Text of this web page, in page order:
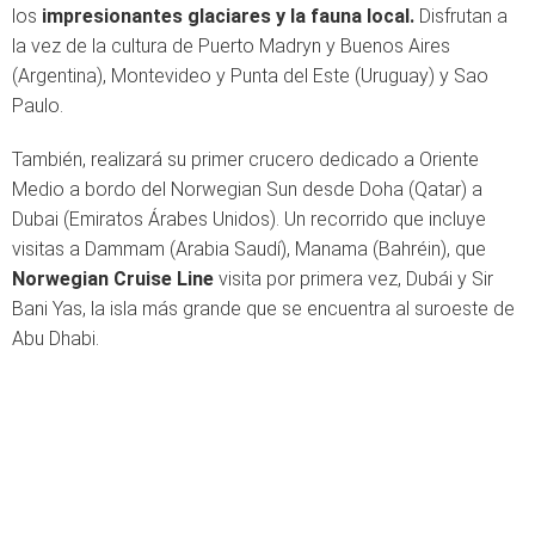
los impresionantes glaciares y la fauna local. Disfrutan a
la vez de la cultura de Puerto Madryn y Buenos Aires
(Argentina), Montevideo y Punta del Este (Uruguay) y Sao
Paulo.
También, realizará su primer crucero dedicado a Oriente
Medio a bordo del Norwegian Sun desde Doha (Qatar) a
Dubai (Emiratos Árabes Unidos). Un recorrido que incluye
visitas a Dammam (Arabia Saudí), Manama (Bahréin), que
Norwegian Cruise Line visita por primera vez, Dubái y Sir
Bani Yas, la isla más grande que se encuentra al suroeste de
Abu Dhabi.